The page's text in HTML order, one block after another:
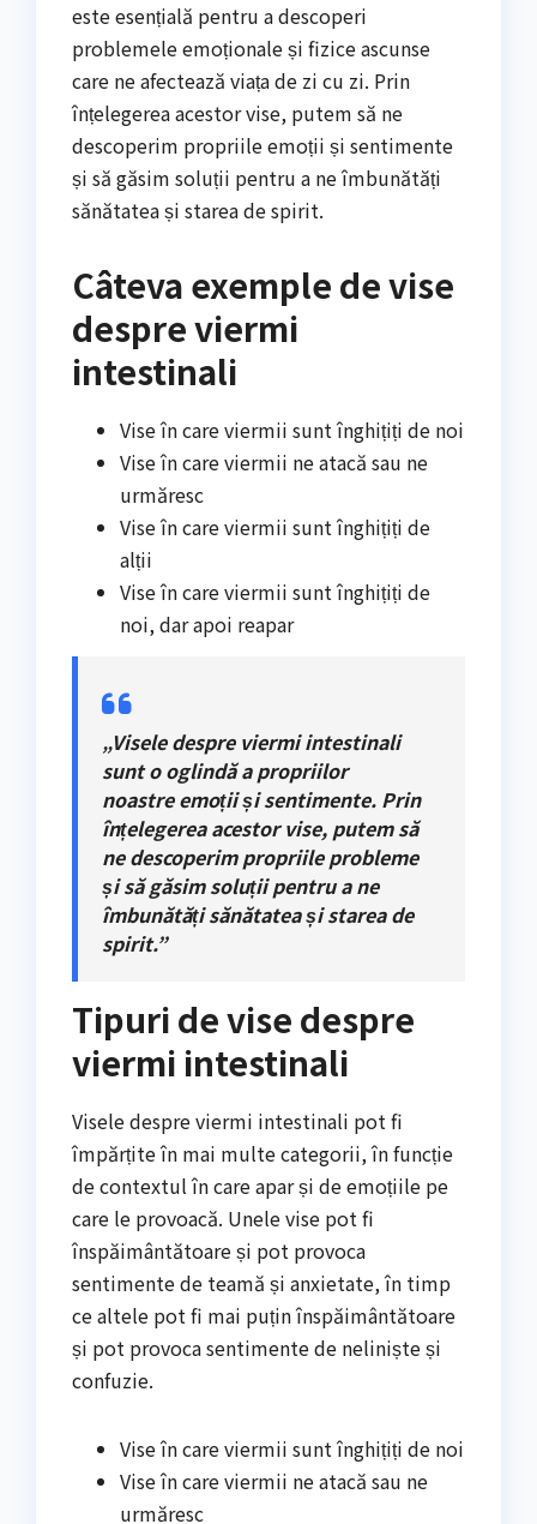
este esențială pentru a descoperi
problemele emoționale și fizice ascunse
care ne afectează viața de zi cu zi. Prin
înțelegerea acestor vise, putem să ne
descoperim propriile emoții și sentimente
și să găsim soluții pentru a ne îmbunătăți
sănătatea și starea de spirit.
Câteva exemple de vise
despre viermi
intestinali
Vise în care viermii sunt înghițiți de noi
Vise în care viermii ne atacă sau ne
urmăresc
Vise în care viermii sunt înghițiți de
alții
Vise în care viermii sunt înghițiți de
noi, dar apoi reapar
„Visele despre viermi intestinali
sunt o oglindă a propriilor
noastre emoții și sentimente. Prin
înțelegerea acestor vise, putem să
ne descoperim propriile probleme
și să găsim soluții pentru a ne
îmbunătăți sănătatea și starea de
spirit.”
Tipuri de vise despre
viermi intestinali
Visele despre viermi intestinali pot fi
împărțite în mai multe categorii, în funcție
de contextul în care apar și de emoțiile pe
care le provoacă. Unele vise pot fi
înspăimântătoare și pot provoca
sentimente de teamă și anxietate, în timp
ce altele pot fi mai puțin înspăimântătoare
și pot provoca sentimente de neliniște și
confuzie.
Vise în care viermii sunt înghițiți de noi
Vise în care viermii ne atacă sau ne
urmăresc